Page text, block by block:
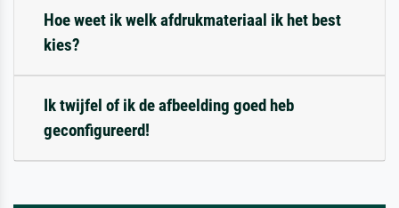
Hoe weet ik welk afdrukmateriaal ik het best
kies?
Ik twijfel of ik de afbeelding goed heb
geconfigureerd!